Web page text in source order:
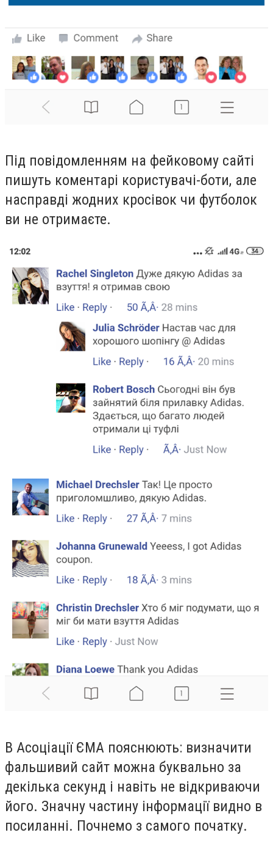
Під повідомленням на фейковому сайті
пишуть коментарі користувачі-боти, але
насправді жодних кросівок чи футболок
ви не отримаєте.
В Асоціації ЄМА пояснюють: визначити
фальшивий сайт можна буквально за
декілька секунд і навіть не відкриваючи
його. Значну частину інформації видно в
посиланні. Почнемо з самого початку.